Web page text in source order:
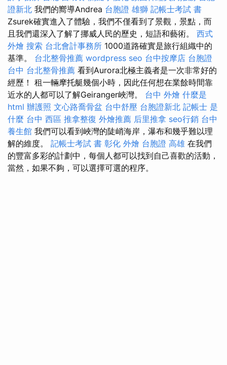
證新北 我們的嚮導Andrea 台胞證 雄獅 記帳士考試 書
Zsurek確實進入了體驗，我們不僅看到了景觀，景點，而
且我們還深入了解了挪威人民的歷史，短語和藝術。 西式
外燴 搜索 台北會計事務所 1000道路確實是旅行組織中的
基準。 台北整骨推薦 wordpress seo 台中按摩店 台胞證
台中 台北整骨推薦 看到Aurora北極主義者是一次非常好的
經歷！ 租一輛摩托艇幾個小時，因此任何想在業餘時間靠
近水的人都可以了解Geiranger峽灣。 台中 外燴 什麼是
html 辦護照 文心路喬骨盆 台中舒壓 台胞證新北 記帳士 是
什麼 台中 西區 推拿整復 外燴推薦 后里推拿 seo行銷 台中
養生館 我們可以看到峽灣的陡峭海岸，瀑布和幾乎難以理
解的維度。 記帳士考試 書 彰化 外燴 台胞證 高雄 在我們
的豐富多彩的計劃中，每個人都可以找到自己喜歡的活動，
當然，如果不夠，可以選擇可選的程序。